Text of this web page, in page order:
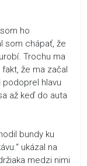
ho
som chápať, že
Trochu ma
že ma začal
hlavu
až keď do auta
bundy ku
ukázal na
medzi nimi